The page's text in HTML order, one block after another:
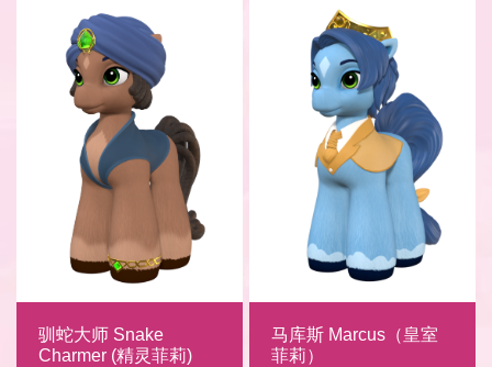
驯蛇大师 Snake
Charmer (精灵菲莉)
马库斯 Marcus（皇室
菲莉）